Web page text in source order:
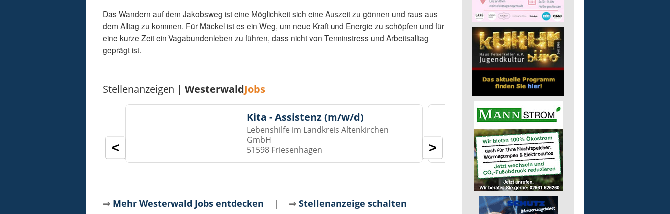
Das Wandern auf dem Jakobsweg ist eine Möglichkeit sich eine Auszeit zu gönnen und raus aus
dem Alltag zu kommen. Für Mäckel ist es ein Weg, um neue Kraft und Energie zu schöpfen und für
eine kurze Zeit ein Vagabundenleben zu führen, dass nicht von Terminstress und Arbeitsalltag
geprägt ist.
Stellenanzeigen |WesterwaldJobs
Kita - Assistenz (m/w/d)
Lebenshilfe im Landkreis Altenkirchen
GmbH
51598 Friesenhagen
Kita - Assistenz (m/w/d)
Lebenshilfe im Landkreis
GmbH
57555 Mudersbach
< >
⇒ Mehr Westerwald Jobs entdecken | ⇒Stellenanzeige schalten